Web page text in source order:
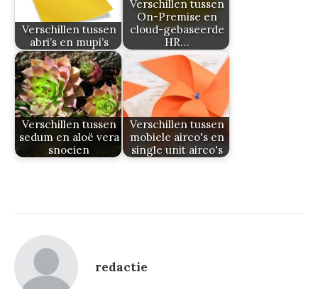
Verschillen tussen
abri’s en mupi’s
Verschillen tussen
On-Premise en
cloud-gebaseerde
HR…
Verschillen tussen
sedum en aloë vera
snoeien
Verschillen tussen
mobiele airco's en
single unit airco's
redactie